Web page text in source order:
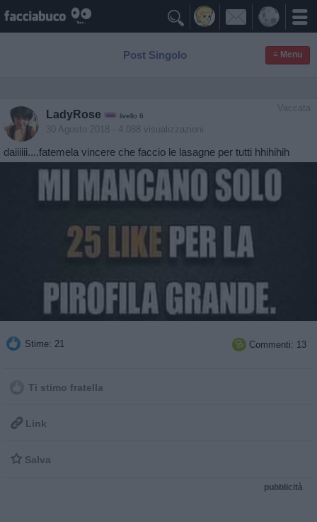

Post Singolo ≡ Menu
Vaccata
LadyRose livello 6
30 Agosto 2018 - 4.088 visualizzazioni
daiiiiii....fatemela vincere che faccio le lasagne per tutti hhihihih
Stime: 21  Commenti: 13
Ti stimo fratella
 Link
 Salva
pubblicità